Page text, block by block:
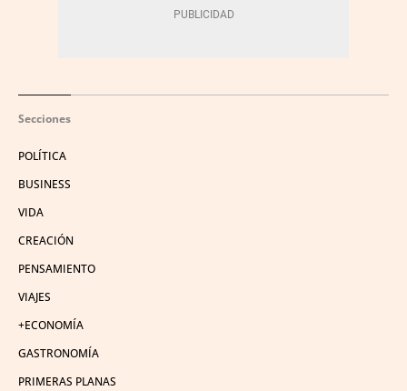
Secciones
POLÍTICA
BUSINESS
VIDA
CREACIÓN
PENSAMIENTO
VIAJES
+ECONOMÍA
GASTRONOMÍA
PRIMERAS PLANAS